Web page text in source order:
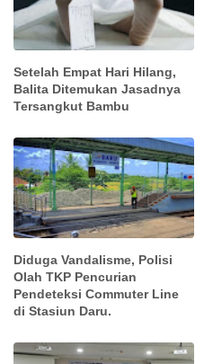
Setelah Empat Hari Hilang,
Balita Ditemukan Jasadnya
Tersangkut Bambu
Diduga Vandalisme, Polisi
Olah TKP Pencurian
Pendeteksi Commuter Line
di Stasiun Daru.